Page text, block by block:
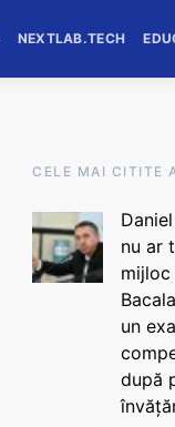
NEXTLAB.TECH
CELE MAI CITITE
nu ar
un
după